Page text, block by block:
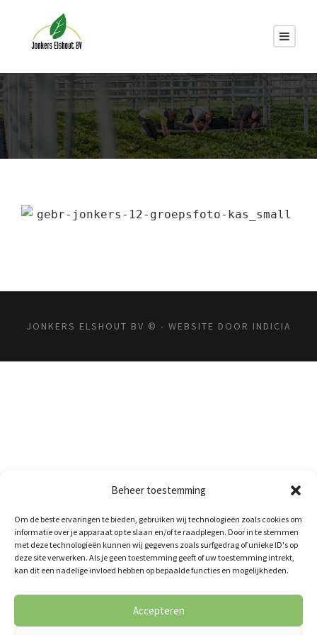
Beheer toestemming
Om de beste ervaringen te bieden, gebruiken wij technologieën zoals cookies om
informatie over je apparaat op te slaan en/of te raadplegen. Door in te stemmen
met deze technologieën kunnen wij gegevens zoals surfgedrag of unieke ID's op
deze site verwerken. Als je geen toestemming geeft of uw toestemming intrekt,
kan dit een nadelige invloed hebben op bepaalde functies en mogelijkheden.
Accepteren
JONKERS ELSHOUT BV © - WEBSITE DOOR INDICIA